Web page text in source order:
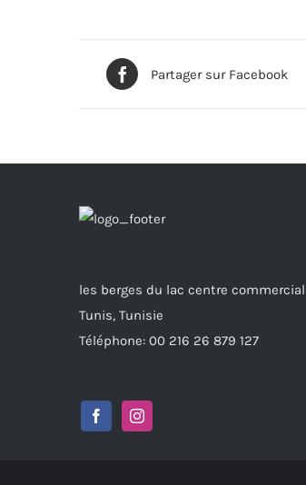
Partager sur Facebook
les berges du lac centre
Tunis, Tunisie
Téléphone: 00 216 26 879 127